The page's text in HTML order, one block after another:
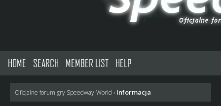
HOME SEARCH MEMBER LIST HELP
Oficjalne forum gry Speedway-World › Informacja